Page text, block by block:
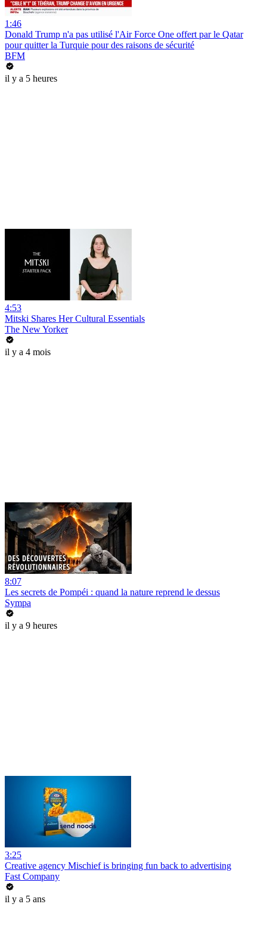
1:46
Donald Trump n'a pas utilisé l'Air Force One offert par le Qatar
pour quitter la Turquie pour des raisons de sécurité
BFM
il y a 5 heures
4:53
Mitski Shares Her Cultural Essentials
The New Yorker
il y a 4 mois
8:07
Les secrets de Pompéi : quand la nature reprend le dessus
Sympa
il y a 9 heures
3:25
Creative agency Mischief is bringing fun back to advertising
Fast Company
il y a 5 ans